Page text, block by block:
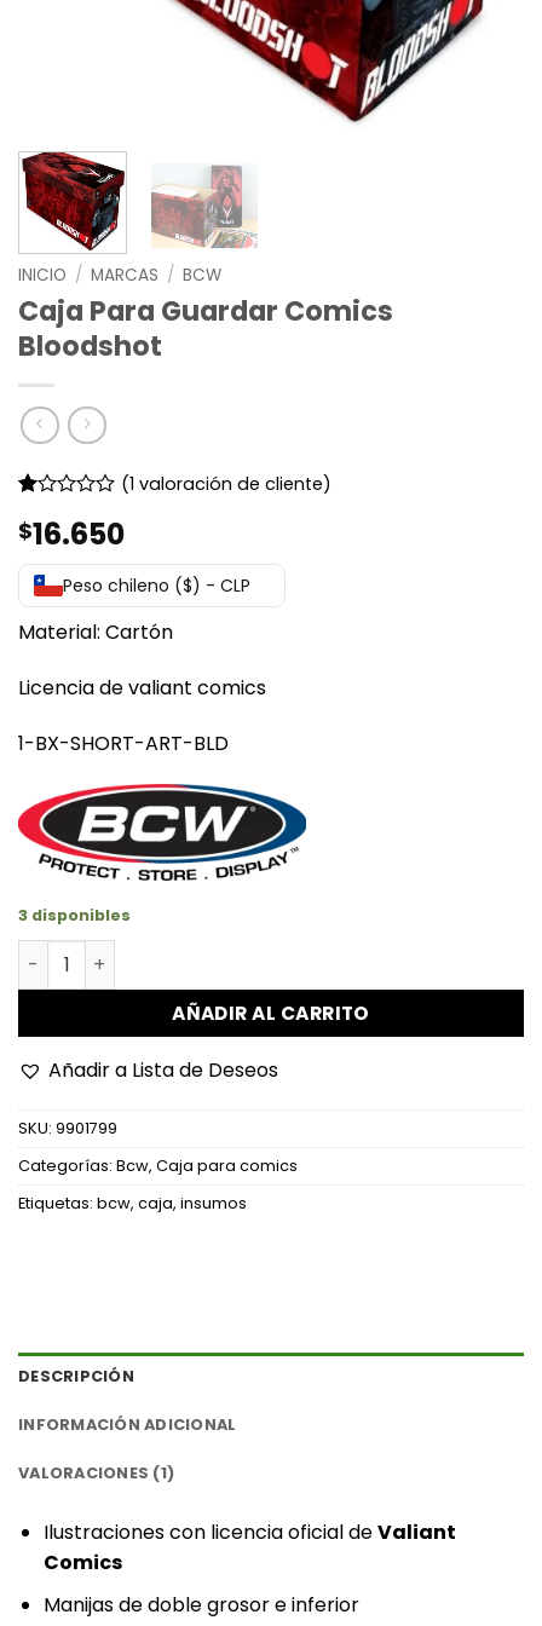
INICIO / MARCAS / BCW
Caja Para Guardar Comics
Bloodshot
con
de
en
base
de
(1 valoración de cliente)
$16.650
Peso chileno ($) - CLP
Material: Cartón
Licencia de valiant comics
1-BX-SHORT-ART-BLD
3 disponibles
Caja Para Guardar Comics Bloodshot cantidad
AÑADIR AL CARRITO
Añadir a Lista de Deseos
SKU: 9901799
Categorías: Bcw, Caja para comics
Etiquetas: bcw, caja, insumos
DESCRIPCIÓN
INFORMACIÓN ADICIONAL
VALORACIONES (1)
‎Ilustraciones con licencia oficial de ‎‎Valiant
Comics‎
‎Manijas de doble grosor e inferior‎